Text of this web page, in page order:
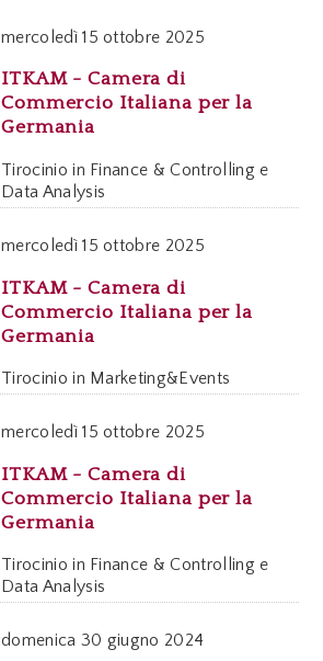
mercoledì15 ottobre 2025
ITKAM - Camera di
Commercio Italiana per la
Germania
Tirocinio in Finance & Controlling e
Data Analysis
mercoledì15 ottobre 2025
ITKAM - Camera di
Commercio Italiana per la
Germania
Tirocinio in Marketing&Events
mercoledì15 ottobre 2025
ITKAM - Camera di
Commercio Italiana per la
Germania
Tirocinio in Finance & Controlling e
Data Analysis
domenica 30 giugno 2024